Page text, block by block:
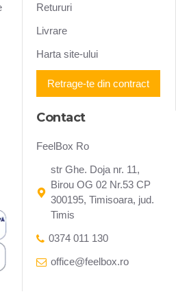
Retururi
Livrare
Harta site-ului
Retrage-te din contract
Contact
FeelBox Ro
str Ghe. Doja nr. 11,
Birou OG 02 Nr.53 CP
300195, Timisoara, jud.
Timis
0374 011 130
office@feelbox.ro